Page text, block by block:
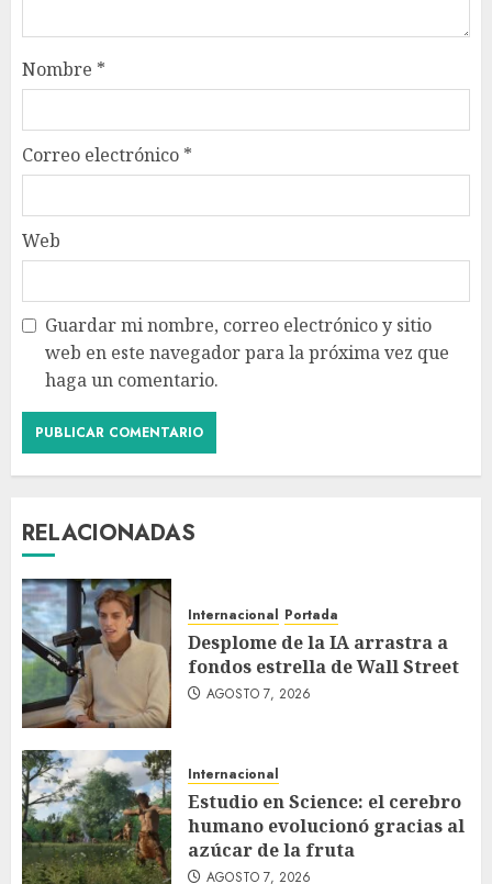
Nombre *
Correo electrónico *
Web
Guardar mi nombre, correo electrónico y sitio
web en este navegador para la próxima vez que
haga un comentario.
RELACIONADAS
Internacional Portada
Desplome de la IA arrastra a
fondos estrella de Wall Street
AGOSTO 7, 2026
Internacional
Estudio en Science: el cerebro
humano evolucionó gracias al
azúcar de la fruta
AGOSTO 7, 2026